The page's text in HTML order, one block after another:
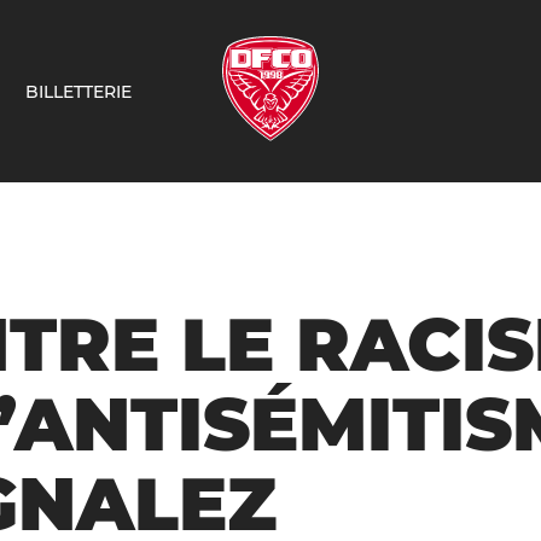
BILLETTERIE
LE